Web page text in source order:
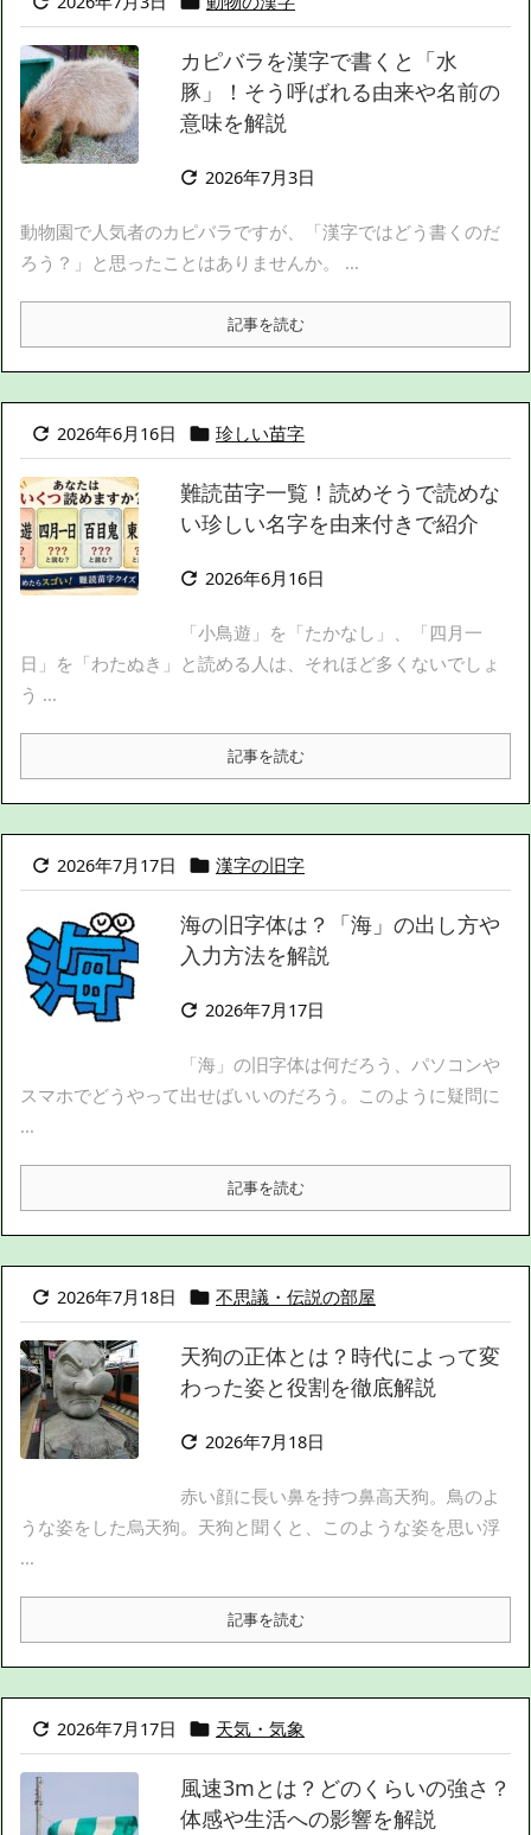
カピバラを漢字で書くと「水
豚」！そう呼ばれる由来や名前の
意味を解説
 2026年7月3日
動物園で人気者のカピバラですが、「漢字ではどう書くのだ
ろう？」と思ったことはありませんか。 ...
記事を読む
 2026年6月16日  珍しい苗字
難読苗字一覧！読めそうで読めな
い珍しい名字を由来付きで紹介
 2026年6月16日
「小鳥遊」を「たかなし」、「四月一
日」を「わたぬき」と読める人は、それほど多くないでしょ
う ...
記事を読む
 2026年7月17日  漢字の旧字
海の旧字体は？「海」の出し方や
入力方法を解説
 2026年7月17日
「海」の旧字体は何だろう、パソコンや
スマホでどうやって出せばいいのだろう。このように疑問に
...
記事を読む
 2026年7月18日  不思議・伝説の部屋
天狗の正体とは？時代によって変
わった姿と役割を徹底解説
 2026年7月18日
赤い顔に長い鼻を持つ鼻高天狗。鳥のよ
うな姿をした烏天狗。天狗と聞くと、このような姿を思い浮
...
記事を読む
 2026年7月17日  天気・気象
風速3mとは？どのくらいの強さ？
体感や生活への影響を解説